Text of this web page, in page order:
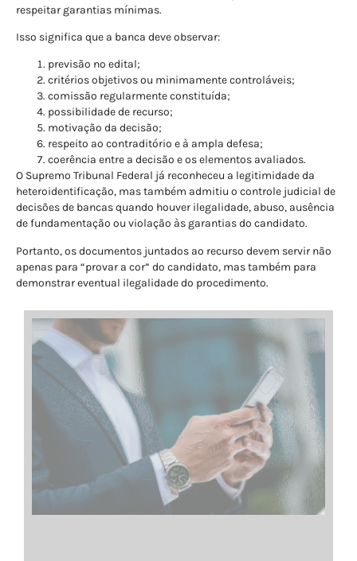
respeitar garantias mínimas.
Isso significa que a banca deve observar:
previsão no edital;
critérios objetivos ou minimamente controláveis;
comissão regularmente constituída;
possibilidade de recurso;
motivação da decisão;
respeito ao contraditório e à ampla defesa;
coerência entre a decisão e os elementos avaliados.
O Supremo Tribunal Federal já reconheceu a legitimidade da
heteroidentificação, mas também admitiu o controle judicial de
decisões de bancas quando houver ilegalidade, abuso, ausência
de fundamentação ou violação às garantias do candidato.
Portanto, os documentos juntados ao recurso devem servir não
apenas para “provar a cor” do candidato, mas também para
demonstrar eventual ilegalidade do procedimento.